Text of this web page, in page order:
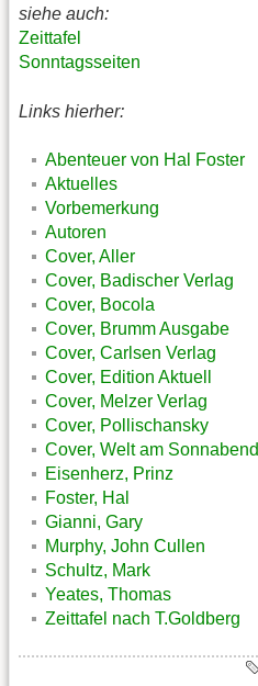
siehe auch:
Zeittafel
Sonntagsseiten
Links hierher:
Abenteuer von Hal Foster
Aktuelles
Vorbemerkung
Autoren
Cover, Aller
Cover, Badischer Verlag
Cover, Bocola
Cover, Brumm Ausgabe
Cover, Carlsen Verlag
Cover, Edition Aktuell
Cover, Melzer Verlag
Cover, Pollischansky
Cover, Welt am Sonnabend
Eisenherz, Prinz
Foster, Hal
Gianni, Gary
Murphy, John Cullen
Schultz, Mark
Yeates, Thomas
Zeittafel nach T.Goldberg